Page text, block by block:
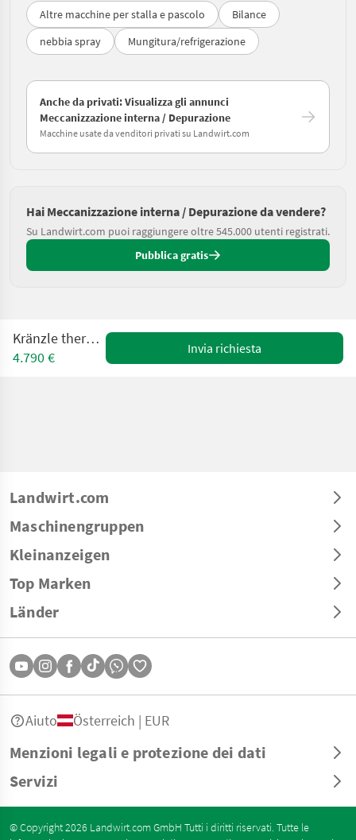
Altre macchine per stalla e pascolo
Bilance
nebbia spray
Mungitura/refrigerazione
Anche da privati: Visualizza gli annunci
Meccanizzazione interna / Depurazione
Macchine usate da venditori privati su Landwirt.com
Hai Meccanizzazione interna / Depurazione da vendere?
Su Landwirt.com puoi raggiungere oltre 545.000 utenti registrati.
Pubblica gratis
Kränzle therm RP1400
4.790 €
Invia richiesta
Landwirt.com
Maschinengruppen
Kleinanzeigen
Top Marken
Länder
Menzioni legali e protezione dei dati
Servizi
Aiuto Österreich | EUR
© Copyright 2026 Landwirt.com GmbH Tutti i diritti riservati. Tutte le